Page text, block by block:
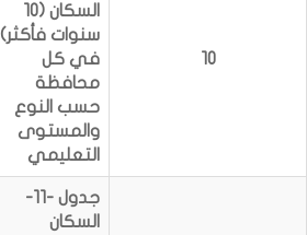
10
السكان (10
سنوات فأكثر)
في كل
محافظة
حسب النوع
والمستوى
التعليمي
جدول -11-
السكان